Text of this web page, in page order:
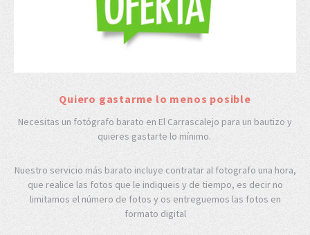
Quiero gastarme lo menos posible
Necesitas un fotógrafo barato en El Carrascalejo para un bautizo y
quieres gastarte lo mínimo.
Nuestro servicio más barato incluye contratar al fotografo una hora,
que realice las fotos que le indiqueis y de tiempo, es decir no
limitamos el número de fotos y os entreguemos las fotos en
formato digital